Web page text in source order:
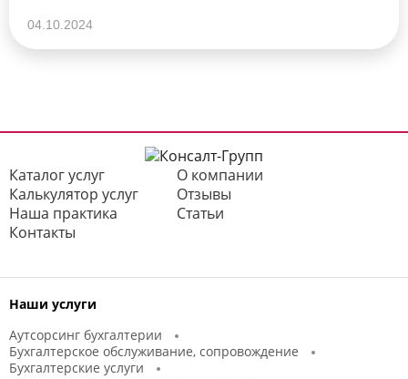
04.10.2024
Каталог услуг
О компании
Калькулятор услуг
Отзывы
Наша практика
Статьи
Контакты
Наши услуги
Аутсорсинг бухгалтерии
Бухгалтерское обслуживание, сопровождение
Бухгалтерские услуги